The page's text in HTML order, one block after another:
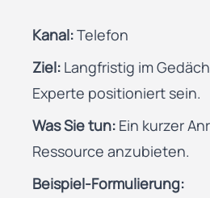
Kanal:Telefon
Ziel: Langfristig im
Experte positioniert sein.
Was Sie tun: Ein kurzer
Ressource anzubieten.
Beispiel-Formulierung: